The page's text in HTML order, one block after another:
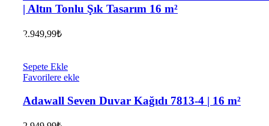
| Altın Tonlu Şık Tasarım 16 m²
2.949,99₺
Sepete Ekle
Favorilere ekle
Adawall Seven Duvar Kağıdı 7813-4 | 16 m²